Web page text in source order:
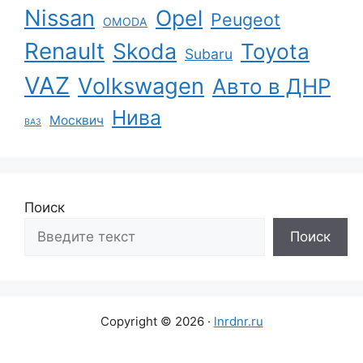
Nissan OMODA Opel Peugeot
Renault Skoda Subaru Toyota
VAZ Volkswagen Авто в ДНР
ВАЗ Москвич Нива
Поиск
Поиск
Copyright © 2026 · lnrdnr.ru